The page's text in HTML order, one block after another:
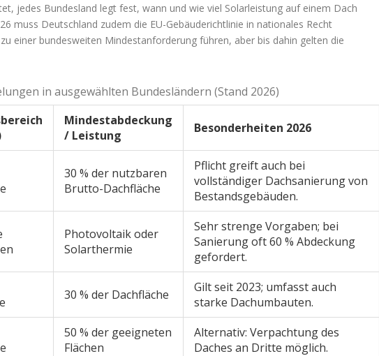
jedes Bundesland legt fest, wann und wie viel Solarleistung auf einem Dach
muss Deutschland zudem die EU-Gebäuderichtlinie in nationales Recht
einer bundesweiten Mindestanforderung führen, aber bis dahin gelten die
in ausgewählten Bundesländern (Stand 2026)
Mindestabdeckung
/ Leistung
Besonderheiten 2026
30 % der nutzbaren
Brutto-Dachfläche
Pflicht greift auch bei
vollständiger Dachsanierung von
Bestandsgebäuden.
Photovoltaik oder
Solarthermie
Sehr strenge Vorgaben; bei
Sanierung oft 60 % Abdeckung
gefordert.
30 % der Dachfläche
Gilt seit 2023; umfasst auch
starke Dachumbauten.
50 % der geeigneten
Flächen
Alternativ: Verpachtung des
Daches an Dritte möglich.